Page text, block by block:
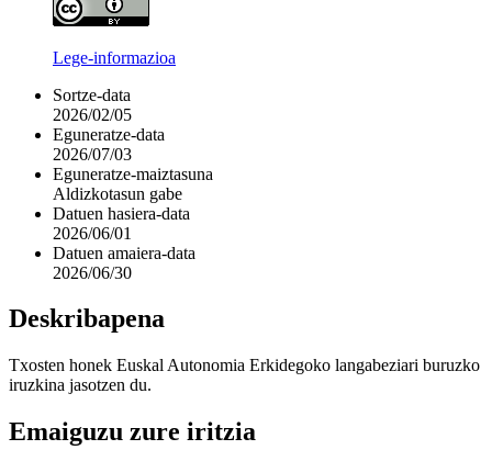
Lege-informazioa
Sortze-data
2026/02/05
Eguneratze-data
2026/07/03
Eguneratze-maiztasuna
Aldizkotasun gabe
Datuen hasiera-data
2026/06/01
Datuen amaiera-data
2026/06/30
Deskribapena
Txosten honek Euskal Autonomia Erkidegoko langabeziari buruzko
iruzkina jasotzen du.
Emaiguzu zure iritzia